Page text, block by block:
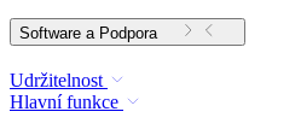
Software a Podpora
Udržitelnost
Hlavní funkce